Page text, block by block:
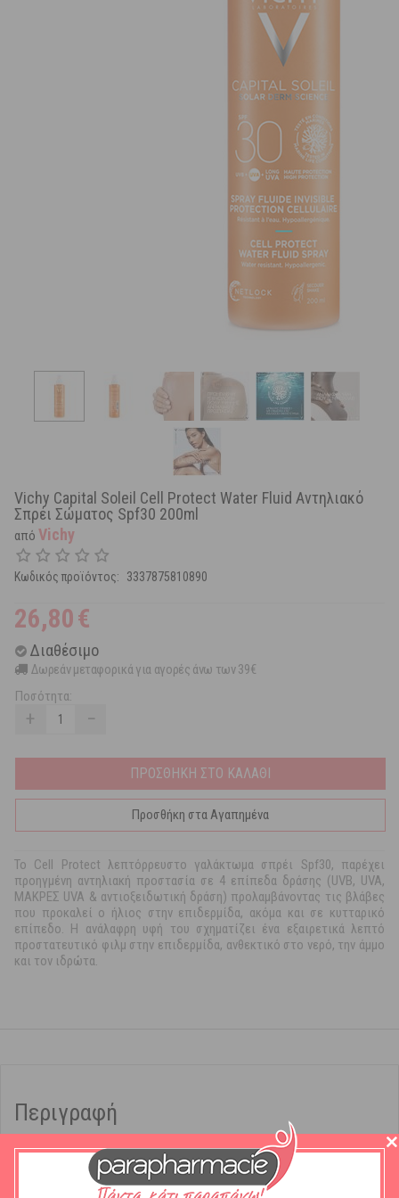
Vichy Capital Soleil Cell Protect Water Fluid Αντηλιακό
Σπρέι Σώματος Spf30 200ml
από Vichy
Κωδικός προϊόντος: 3337875810890
26,80€
Διαθέσιμο
Δωρεάν μεταφορικά για αγορές άνω των 39€
Ποσότητα:
+ −
ΠΡΟΣΘΗΚΗ ΣΤΟ ΚΑΛΑΘΙ
Προσθήκη στα Αγαπημένα
Το Cell Protect λεπτόρρευστο γαλάκτωμα σπρέι Spf30, παρέχει
προηγμένη αντηλιακή προστασία σε 4 επίπεδα δράσης (UVB, UVA,
ΜΑΚΡΕΣ UVA & αντιοξειδωτική δράση) προλαμβάνοντας τις βλάβες
που προκαλεί ο ήλιος στην επιδερμίδα, ακόμα και σε κυτταρικό
επίπεδο. Η ανάλαφρη υφή του σχηματίζει ένα εξαιρετικά λεπτό
προστατευτικό φιλμ στην επιδερμίδα, ανθεκτικό στο νερό, την άμμο
και τον ιδρώτα.
Περιγραφή
Πληροφορίες:Αντηλιακό γαλάκτωμα σε σπρέι Spf30 με
λεπτόρρευστη υφή για το σώμα.